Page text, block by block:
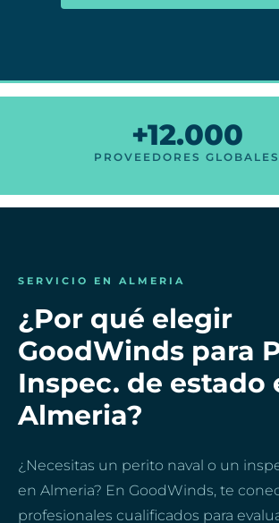
+12.000
PROVEEDORES GLOBALES
SERVICIO EN ALMERIA
¿Por qué elegir
GoodWinds para
Inspec. de estado
Almeria?
¿Necesitas un perito naval o un
en Almeria? En GoodWinds, te
profesionales cualificados para